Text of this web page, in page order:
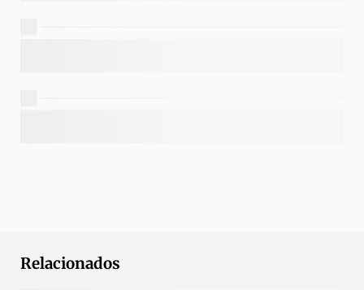
Relacionados